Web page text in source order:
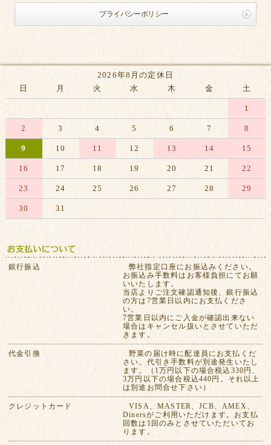
プライバシーポリシー
2026年8月の定休日
日
月 火 水 木 金 土
1
2 3 4 5 6 7 8
9 10 11 12 13 14 15
16 17 18 19 20 21 22
23 24 25 26 27 28 29
30 31
※赤字は休業日です
銀行振込
弊社指定口座にお振込みください。
お振込み手数料はお客様負担にてお願
いいたします。
当店よりご注文確認通知後、銀行振込
の方は7営業日以内にお支払くださ
い。
7営業日以内にご入金が確認出来ない
場合はキャンセル扱いとさせていただ
きます。
代金引換
野菜の届け時に配達員にお支払くだ
さい。代引き手数料が別途発生いたし
ます。（1万円以下の場合税込330円、
3万円以下の場合税込440円。それ以上
は別途お問合せ下さい）
クレジットカード
VISA、MASTER、JCB、AMEX、
Dinersがご利用いただけます。お支払
回数は1回のみとさせていただいてお
ります。